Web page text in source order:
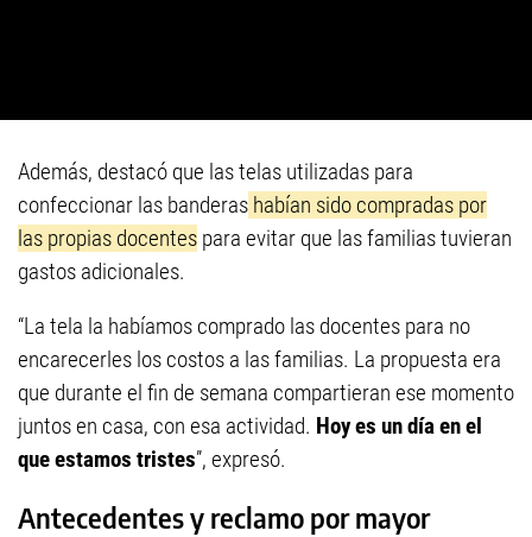
Además, destacó que las telas utilizadas para
confeccionar las banderas habían sido compradas por
las propias docentes para evitar que las familias tuvieran
gastos adicionales.
“La tela la habíamos comprado las docentes para no
encarecerles los costos a las familias. La propuesta era
que durante el fin de semana compartieran ese momento
juntos en casa, con esa actividad. Hoy es un día en el
que estamos tristes”, expresó.
Antecedentes y reclamo por mayor